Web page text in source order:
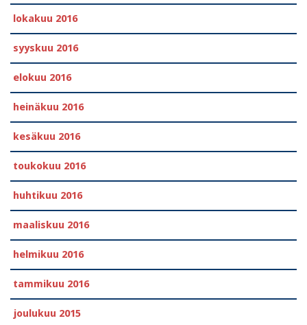
lokakuu 2016
syyskuu 2016
elokuu 2016
heinäkuu 2016
kesäkuu 2016
toukokuu 2016
huhtikuu 2016
maaliskuu 2016
helmikuu 2016
tammikuu 2016
joulukuu 2015